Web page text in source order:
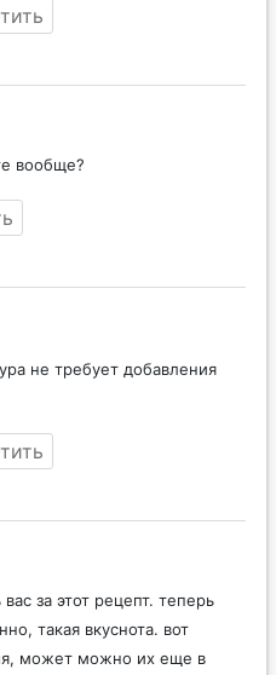
вообще?
не требует добавления
за этот рецепт. теперь
такая вкуснота. вот
может можно их еще в